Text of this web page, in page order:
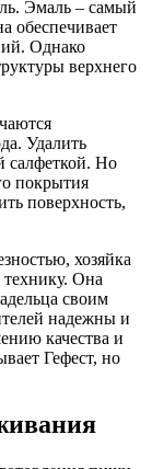
Эмаль – самый
обеспечивает
Однако
верхнего
Удалить
салфеткой. Но
покрытия
поверхность,
хозяйка
Она
своим
надежны и
качества и
Гефест, но